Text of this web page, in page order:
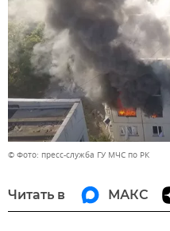
© Фото: пресс-служба ГУ МЧС по РК
Читать в МАКС